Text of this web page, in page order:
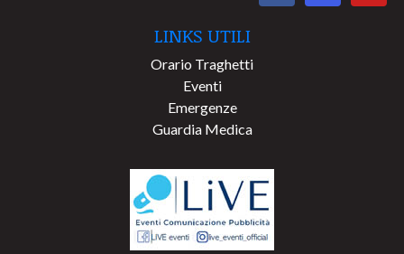
LINKS UTILI
Orario Traghetti
Eventi
Emergenze
Guardia Medica